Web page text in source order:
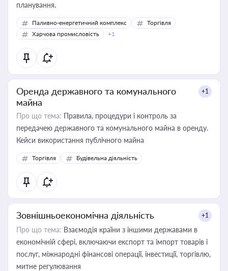
планування.
Паливно-енергетичний комплекс
Торгівля
Харчова промисловість
+1
Оренда державного та комунального
майна
+1
Про що тема: Правила, процедури і контроль за
передачею державного та комунального майна в оренду.
Кейси використання публічного майна
Торгівля Будівельна діяльність
Зовнішньоекономічна діяльність +1
Про що тема: Взаємодія країни з іншими державами в
економічній сфері, включаючи експорт та імпорт товарів і
послуг, міжнародні фінансові операції, інвестиції, торгівлю,
митне регулювання